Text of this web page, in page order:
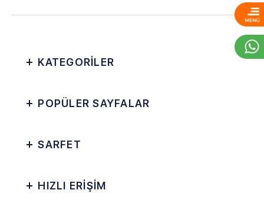
KATEGORİLER
POPÜLER SAYFALAR
SARFET
HIZLI ERİŞİM